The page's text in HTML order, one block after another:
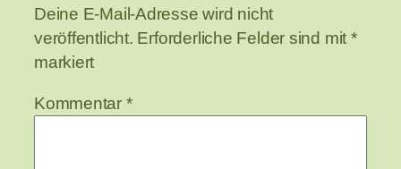
Deine E-Mail-Adresse wird nicht
veröffentlicht. Erforderliche Felder sind mit *
markiert
Kommentar *